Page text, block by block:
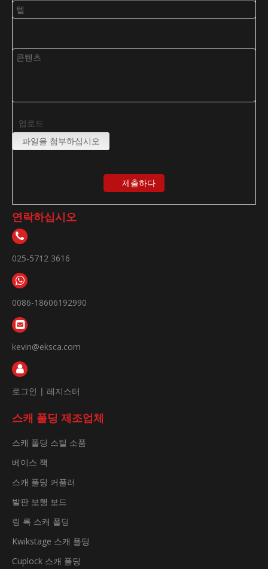
업로드
파일을 첨부하십시오
제출하다
연락하십시오
025-5712 3616
0086-18606192990
kevin@eksca.com
로그인 | 레지스터
스캐 폴딩 제조업체
스캐 폴딩 스틸 소품
베이스 잭
스캐 폴딩 커플러
발판 보행 보드
링 록 스캐 폴딩
Kwikstage 스캐 폴딩
Cuplock 스캐 폴딩